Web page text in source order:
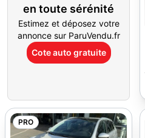
en toute sérénité
Estimez et déposez votre
annonce sur ParuVendu.fr
Cote auto gratuite
PRO